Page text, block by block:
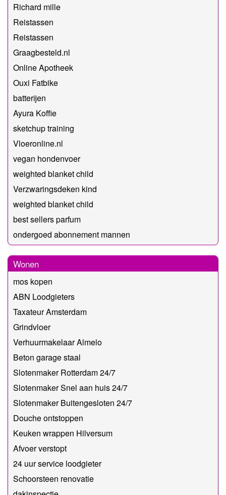
Richard mille
Reistassen
Reistassen
Graagbesteld.nl
Online Apotheek
Ouxi Fatbike
batterijen
Ayura Koffie
sketchup training
Vloeronline.nl
vegan hondenvoer
weighted blanket child
Verzwaringsdeken kind
weighted blanket child
best sellers parfum
ondergoed abonnement mannen
Wonen
mos kopen
ABN Loodgieters
Taxateur Amsterdam
Grindvloer
Verhuurmakelaar Almelo
Beton garage staal
Slotenmaker Rotterdam 24/7
Slotenmaker Snel aan huis 24/7
Slotenmaker Buitengesloten 24/7
Douche ontstoppen
Keuken wrappen Hilversum
Afvoer verstopt
24 uur service loodgieter
Schoorsteen renovatie